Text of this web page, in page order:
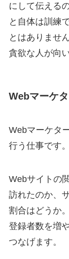
にして伝える
と自体は訓練
とはありませ
貪欲な人が向
Webマーケ
Webマーケタ
行う仕事です。
Webサイトの
訪れたのか、
割合はどうか
登録者数を増
つなげます。